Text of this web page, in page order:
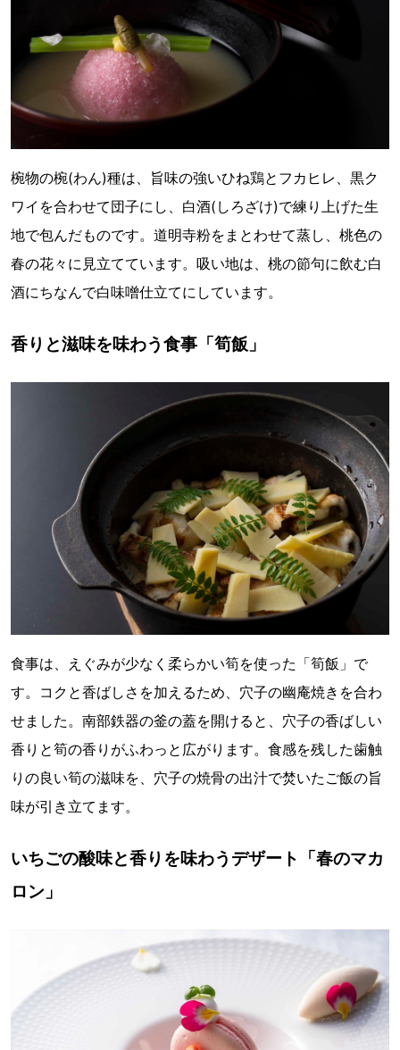
椀物の椀(わん)種は、旨味の強いひね鶏とフカヒレ、黒ク
ワイを合わせて団子にし、白酒(しろざけ)で練り上げた生
地で包んだものです。道明寺粉をまとわせて蒸し、桃色の
春の花々に見立てています。吸い地は、桃の節句に飲む白
酒にちなんで白味噌仕立てにしています。
香りと滋味を味わう食事「筍飯」
食事は、えぐみが少なく柔らかい筍を使った「筍飯」で
す。コクと香ばしさを加えるため、穴子の幽庵焼きを合わ
せました。南部鉄器の釜の蓋を開けると、穴子の香ばしい
香りと筍の香りがふわっと広がります。食感を残した歯触
りの良い筍の滋味を、穴子の焼骨の出汁で焚いたご飯の旨
味が引き立てます。
いちごの酸味と香りを味わうデザート「春のマカ
ロン」